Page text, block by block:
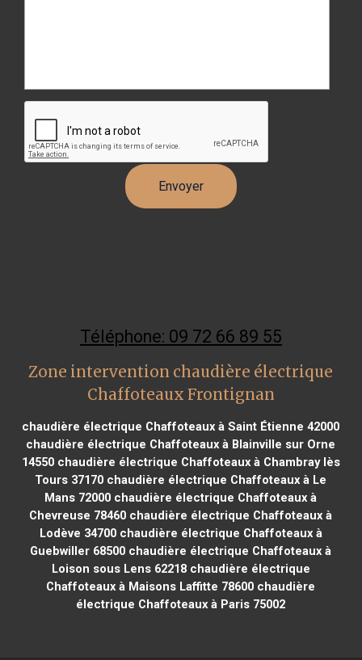
Téléphone: 09 72 66 89 55
Zone intervention chaudière électrique
Chaffoteaux Frontignan
chaudière électrique Chaffoteaux à Saint Étienne 42000
chaudière électrique Chaffoteaux à Blainville sur Orne
14550chaudière électrique Chaffoteaux à Chambray lès
Tours 37170 chaudière électrique Chaffoteaux à Le
Mans 72000 chaudière électrique Chaffoteaux à
Chevreuse 78460 chaudière électrique Chaffoteaux à
Lodève 34700chaudière électrique Chaffoteaux à
Guebwiller 68500 chaudière électrique Chaffoteaux à
Loison sous Lens 62218chaudière électrique
Chaffoteaux à Maisons Laffitte 78600 chaudière
électrique Chaffoteaux à Paris 75002